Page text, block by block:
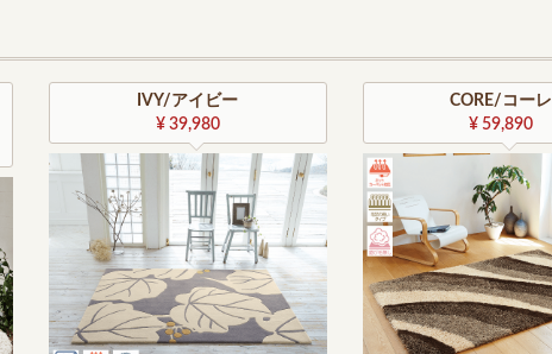
IVY/アイビー
¥ 39,980
CORE/コーレ
¥ 59,890